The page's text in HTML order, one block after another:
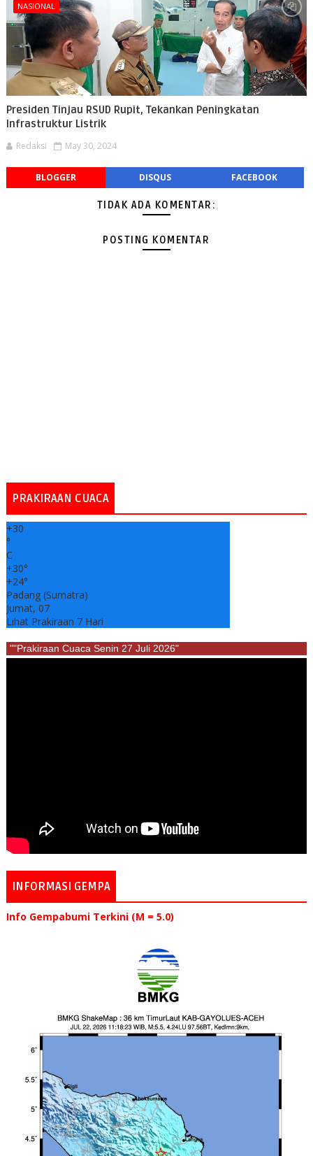
NASIONAL
Presiden Tinjau RSUD Rupit, Tekankan Peningkatan
Infrastruktur Listrik
Redaksi May 30, 2024
BLOGGER DISQUS FACEBOOK
TIDAK ADA KOMENTAR:
POSTING KOMENTAR
PRAKIRAAN CUACA
+30
°
C
+30°
+24°
Padang (Sumatra)
Jumat, 07
Lihat Prakiraan 7 Hari
""Prakiraan Cuaca Senin 27 Juli 2026"
INFORMASI GEMPA
Info Gempabumi Terkini (M = 5.0)